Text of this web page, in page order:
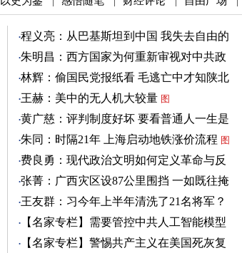
程义亮：从巴基斯坦到中国 我失去自由的
两年
朱明昌：西方国家为何重新审视对中共政
策？
图
林辉：偷国民党报纸看 毛逃亡中才知陕北
有刘志丹 图
王赫：美中的无人机大较量 图
黄广慈：评判制度好坏 要看普通人一生是
否安稳
图
朱同：时隔21年 上海启动地铁涨价流程 图
费良勇：现代政治文明如何定义革命与反
革命
图
张菁：广西灾区设87公里围挡 一如既往掩
盖真相 图
王友群：习今年上半年清洗了21名将军？
图
【名家专栏】需要管控中共人工智能模型
图
【名家专栏】警惕共产主义在美国死灰复